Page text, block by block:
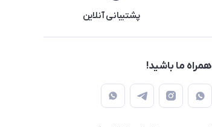
پشتیبانی آنلاین
همراه ما باشید!